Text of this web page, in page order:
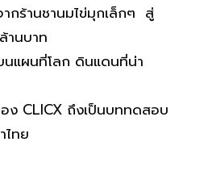
กร้านชานมไข่มุกเล็กๆ สู่
านบาท
บนแผนที่โลก ดินแดนที่น่า
ง CLICX ถึงเป็นบททดสอบ
ไทย